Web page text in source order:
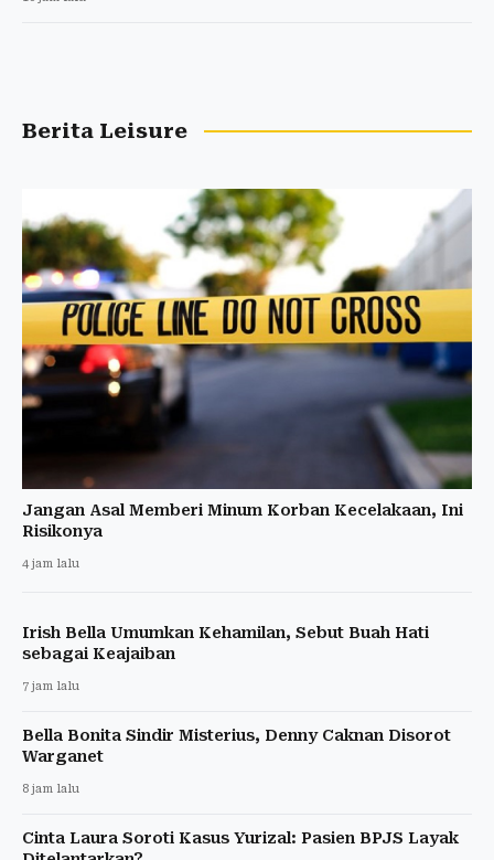
Berita Leisure
Jangan Asal Memberi Minum Korban Kecelakaan, Ini
Risikonya
4 jam lalu
Irish Bella Umumkan Kehamilan, Sebut Buah Hati
sebagai Keajaiban
7 jam lalu
Bella Bonita Sindir Misterius, Denny Caknan Disorot
Warganet
8 jam lalu
Cinta Laura Soroti Kasus Yurizal: Pasien BPJS Layak